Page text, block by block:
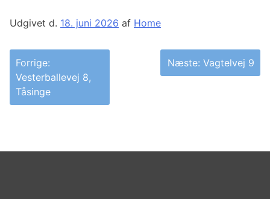
Udgivet d. 18. juni 2026 af Home
Indlægsnavigation
Forrige:
Vesterballevej 8,
Tåsinge
Næste: Vagtelvej 9